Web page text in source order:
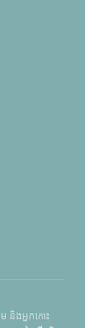
និងអ្នកកោះ